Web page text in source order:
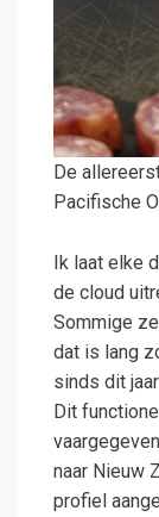
De
Pacifische
Ik laat elke
de cloud
Sommige
dat is lang
sinds dit
Dit
naar Nieuw
profiel